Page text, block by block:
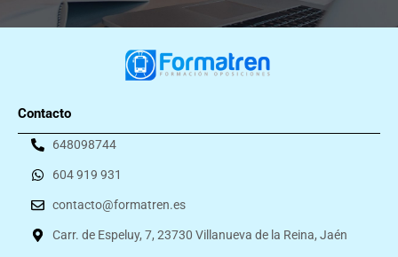
Contacto
648098744
604 919 931
contacto@formatren.es
Carr. de Espeluy, 7, 23730 Villanueva de la Reina, Jaén